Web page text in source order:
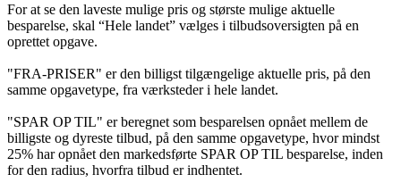
For at se den laveste mulige pris og største mulige aktuelle
besparelse, skal “Hele landet” vælges i tilbudsoversigten på en
oprettet opgave.
"FRA-PRISER" er den billigst tilgængelige aktuelle pris, på den
samme opgavetype, fra værksteder i hele landet.
"SPAR OP TIL" er beregnet som besparelsen opnået mellem de
billigste og dyreste tilbud, på den samme opgavetype, hvor mindst
25% har opnået den markedsførte SPAR OP TIL besparelse, inden
for den radius, hvorfra tilbud er indhentet.